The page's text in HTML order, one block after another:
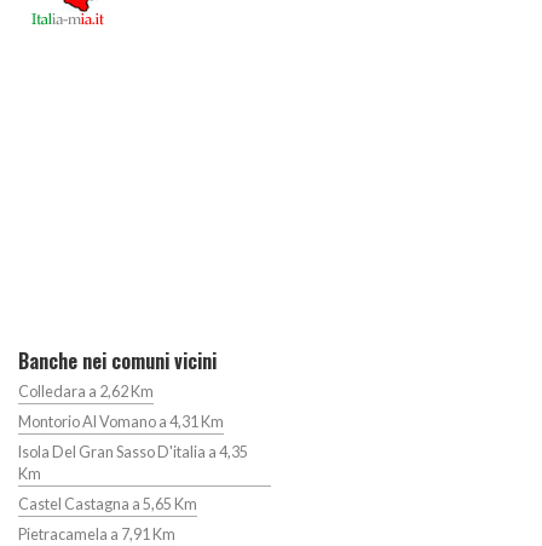
Banche nei comuni vicini
Colledara a 2,62 Km
Montorio Al Vomano a 4,31 Km
Isola Del Gran Sasso D'italia a 4,35
Km
Castel Castagna a 5,65 Km
Pietracamela a 7,91 Km